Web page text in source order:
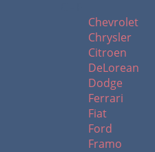
Chevrolet
Chrysler
Citroen
DeLorean
Dodge
Ferrari
Fiat
Ford
Framo